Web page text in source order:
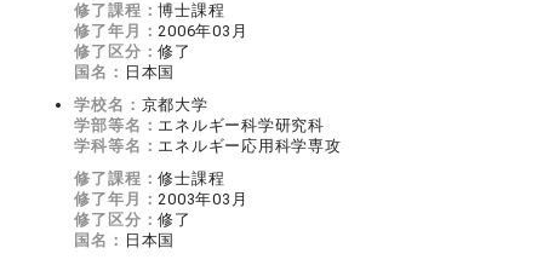
修了課程：博士課程
修了年月：2006年03月
修了区分：修了
国名： 日本国
学校名： 京都大学
学部等名： エネルギー科学研究科
学科等名： エネルギー応用科学専攻
修了課程：修士課程
修了年月：2003年03月
修了区分：修了
国名： 日本国